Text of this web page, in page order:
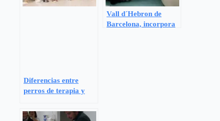
Diferencias entre
perros de terapia y
Vall d´Hebron de
Barcelona, incorpora